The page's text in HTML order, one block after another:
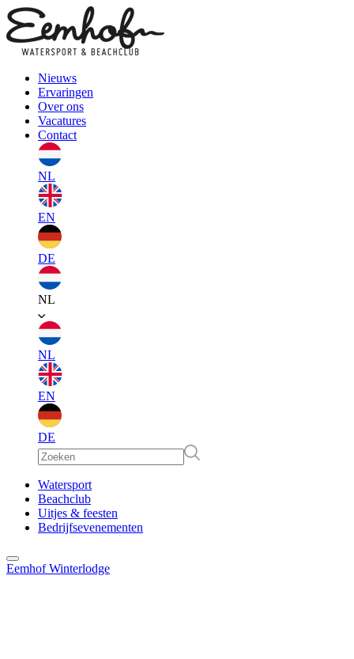
Nieuws
Ervaringen
Over ons
Vacatures
Contact
NL
EN
DE
NL
NL
EN
DE
EN
DE
Watersport
Beachclub
Uitjes & feesten
Bedrijfsevenementen
Eemhof Winterlodge